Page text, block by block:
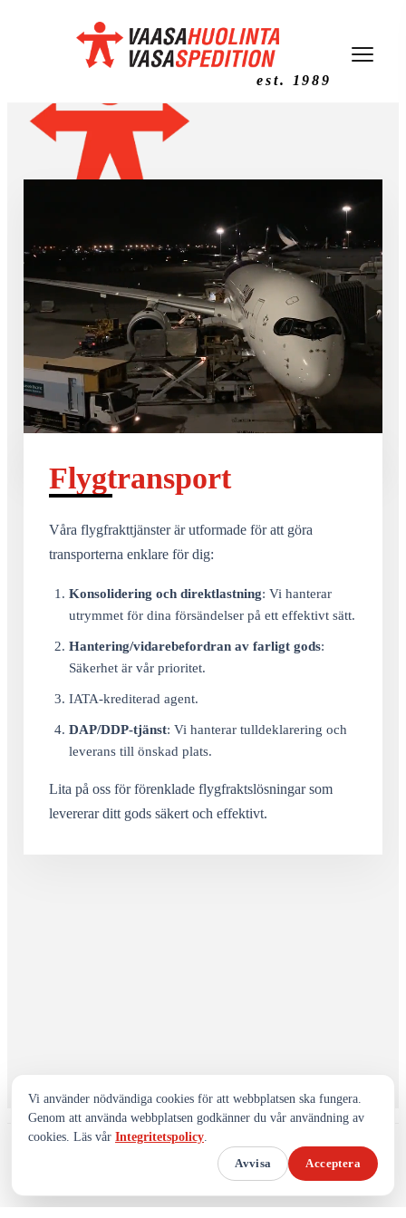
est. 1989
Flygtransport
Våra flygfrakttjänster är utformade för att göra
transporterna enklare för dig:
Konsolidering och direktlastning: Vi hanterar
utrymmet för dina försändelser på ett effektivt sätt.
Hantering/vidarebefordran av farligt gods:
Säkerhet är vår prioritet.
IATA-krediterad agent.
DAP/DDP-tjänst: Vi hanterar tulldeklarering och
leverans till önskad plats.
Lita på oss för förenklade flygfraktslösningar som
levererar ditt gods säkert och effektivt.
© 2025 by Vasaspedition. Made by Wasatec Integritetspolicy
Vi använder nödvändiga cookies för att webbplatsen ska fungera.
Genom att använda webbplatsen godkänner du vår användning av
cookies. Läs vår Integritetspolicy.
Avvisa
Acceptera